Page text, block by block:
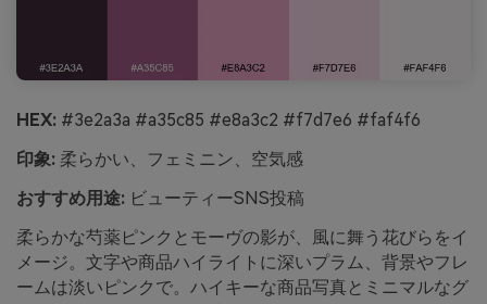
HEX: #3e2a3a #a35c85 #e8a3c2 #f7d7e6 #faf4f6
印象: 柔らかい、フェミニン、空気感
おすすめ用途: ビューティーSNS投稿
柔らかな芍薬ピンクとモーヴの影が、風に舞う花びらをイ
メージ。文字や商品ハイライトに深いプラム、背景やフレ
ームは淡いピンクで。ハイキーな商品写真とミニマルなグ